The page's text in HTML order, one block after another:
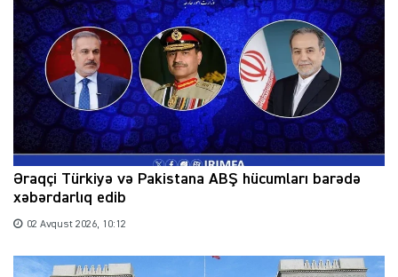
Əraqçi Türkiyə və Pakistana ABŞ hücumları barədə
xəbərdarlıq edib
02 Avqust 2026, 10:12